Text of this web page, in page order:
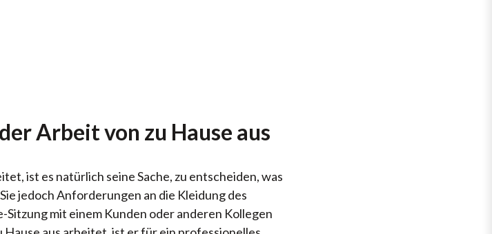
Arbeit von zu Hause aus
ist es natürlich seine Sache, zu entscheiden, was
jedoch Anforderungen an die Kleidung des
mit einem Kunden oder anderen Kollegen